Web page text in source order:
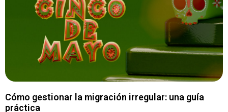
Cómo gestionar la migración irregular: una guía
práctica